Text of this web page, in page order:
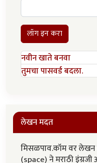
लॉग इन करा
नवीन खाते बनवा
तुमचा पासवर्ड बदला.
लेखन मदत
मिसळपाव.कॉम वर लेखन
(space) ने मराठी